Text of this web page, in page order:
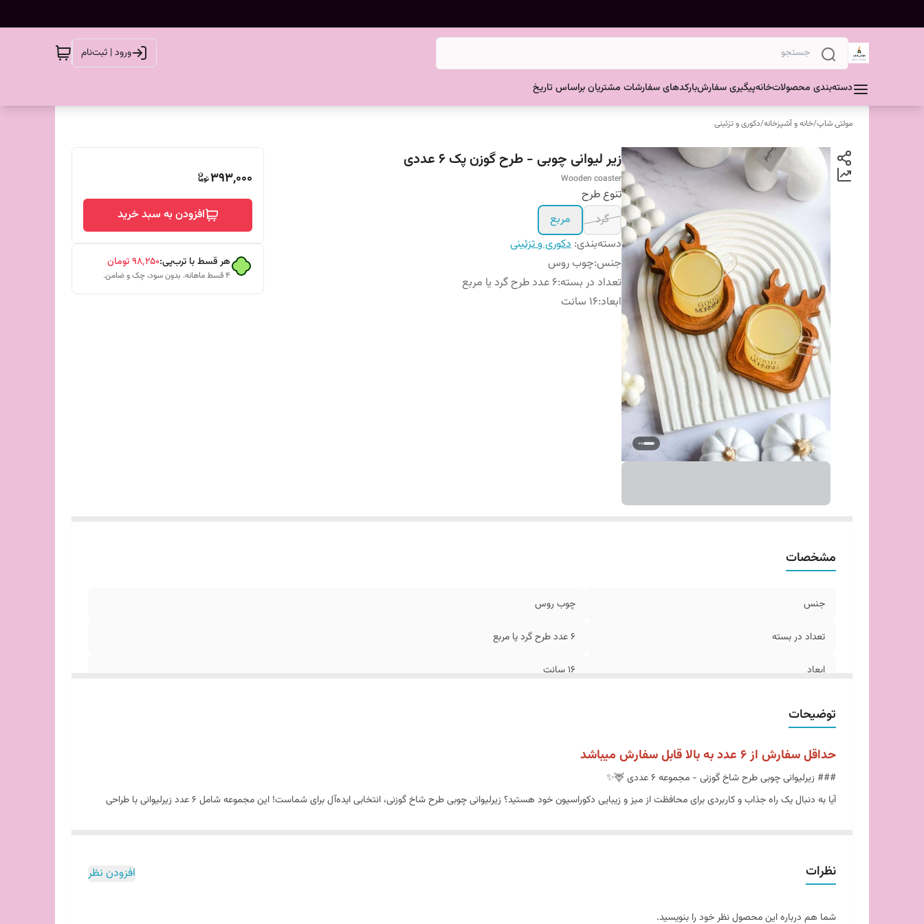
ورود | ثبت‌نام
دسته‌بندی محصولاتخانهپیگیری سفارشبارکدهای سفارشات مشتریان براساس تاریخ
مولتی شاپ/خانه و آشپزخانه/دکوری و تزئینی
زیر لیوانی چوبی - طرح گوزن پک 6 عددی
Wooden coaster
تنوع طرح
گرد
مربع
دسته‌بندی: دکوری و تزئینی
جنس:چوب روس
تعداد در بسته:6 عدد طرح گرد یا مربع
ابعاد:16 سانت
393,000
افزودن به سبد خرید
هر قسط با ترب‌پی:۹۸٬۲۵۰تومان
۴ قسط ماهانه. بدون سود، چک و ضامن.
مشخصات
جنس چوب روس
تعداد در بسته 6 عدد طرح گرد یا مربع
ابعاد 16 سانت
توضیحات
حداقل سفارش از 6 عدد به بالا قابل سفارش میباشد
### زیرلیوانی چوبی طرح شاخ گوزنی - مجموعه 6 عددی 🦌✨
آیا به دنبال یک راه جذاب و کاربردی برای محافظت از میز و زیبایی دکوراسیون خود هستید؟ زیرلیوانی چوبی طرح شاخ گوزنی، انتخابی ایده‌آل برای شماست! این مجموعه شامل 6 عدد زیرلیوانی با طراحی
نوع دکوراسیونی هماهنگ می‌شود. ابعاد 10x10 سانتی‌متر این زیرلیوانی‌ها به‌گونه‌ای است که می‌توانند به راحتی از لیوان‌ها و فنجان‌های مختلف حمایت کنند و از آسیب به سطوح میز شما جلوگیری کنند.
🛋️🌿
وزن سبک این زیرلیوانی‌ها (فقط 100 گرم) موجب می‌شود که جابجایی آن‌ها بسیار آسان باشد و بتوانید در هر کجا که می‌خواهید، از آن‌ها بهره ببرید. چه در خانه، چه در باغ یا در مهمانی‌ها، این زیرلیوانی‌ها
نظرات افزودن نظر
شما هم درباره این محصول نظر خود را بنویسید.